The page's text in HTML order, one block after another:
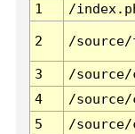
1
/
2 /
3 /
4
/
5
/